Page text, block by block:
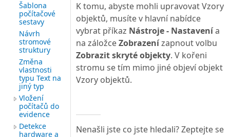
Šablona
počítačové
sestavy
Návrh
stromové
struktury
Změna
vlastnosti
typu Text na
jiný typ
Vložení
počítačů do
evidence
Detekce
hardware a
K tomu, abyste mohli upravovat Vzory
objektů, musíte v hlavní nabídce
vybrat příkaz Nástroje - Nastavenía
na záložceZobrazenízapnout volbu
Zobrazit skryté objekty. V kořeni
stromu se tím mimo jiné objeví objekt
Vzory objektů.
Nenašli jste co jste hledali? Zeptejte se